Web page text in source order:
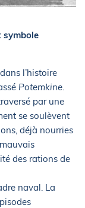
symbole
l’histoire
Potemkine
par une
se soulèvent
déjà nourries
des rations de
naval. La